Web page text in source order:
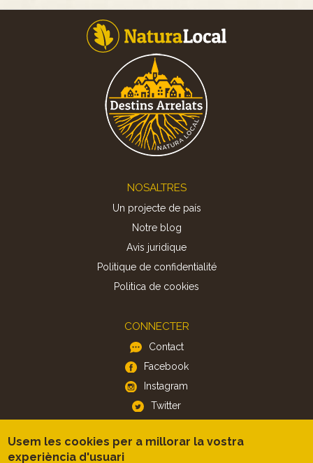
NOSALTRES
Un projecte de país
Notre blog
Avis juridique
Politique de confidentialité
Politica de cookies
CONNECTER
Contact
Facebook
Instagram
Twitter
APP
Usem les cookies per a millorar la vostra
experiència d'usuari